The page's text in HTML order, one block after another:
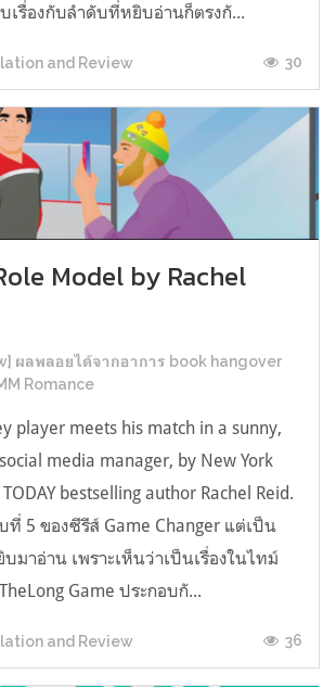
เรื่องกับลำดับที่หยิบอ่านก็ตรงกั...
and Review 30
Model by Rachel
ผลพลอยได้จากอาการ book hangover
Romance
player meets his match in a sunny,
media manager, by New York
bestselling author Rachel Reid.
ที่ 5 ของซีรีส์ Game Changer แต่เป็น
บมาอ่าน เพราะเห็นว่าเป็นเรื่องในไทม์
Game ประกอบกั...
and Review 36